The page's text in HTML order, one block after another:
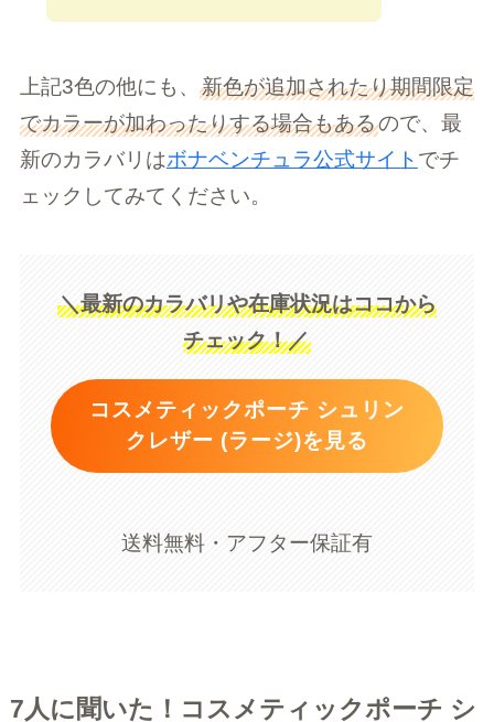
上記3色の他にも、 新色が追加されたり期間限定
でカラーが加わったりする場合もあるので、最
新のカラバリはボナベンチュラ公式サイト でチ
ェックしてみてください。
＼最新のカラバリや在庫状況はココから
チェック！／
コスメティックポーチ シュリン
クレザー (ラージ)を見る
送料無料・アフター保証有
7人に聞いた！コスメティックポーチ シ